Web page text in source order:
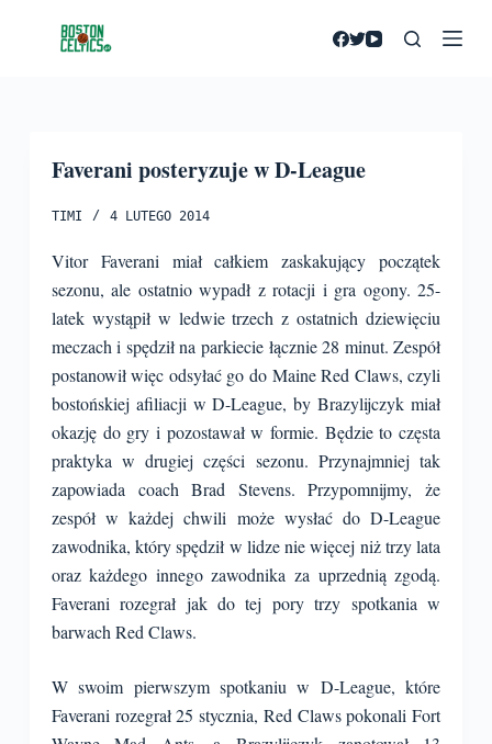
Faverani posteryzuje w D-League
TIMI 4 LUTEGO 2014
Vitor Faverani miał całkiem zaskakujący początek
sezonu, ale ostatnio wypadł z rotacji i gra ogony. 25-
latek wystąpił w ledwie trzech z ostatnich dziewięciu
meczach i spędził na parkiecie łącznie 28 minut. Zespół
postanowił więc odsyłać go do Maine Red Claws, czyli
bostońskiej afiliacji w D-League, by Brazylijczyk miał
okazję do gry i pozostawał w formie. Będzie to częsta
praktyka w drugiej części sezonu. Przynajmniej tak
zapowiada coach Brad Stevens. Przypomnijmy, że
zespół w każdej chwili może wysłać do D-League
zawodnika, który spędził w lidze nie więcej niż trzy lata
oraz każdego innego zawodnika za uprzednią zgodą.
Faverani rozegrał jak do tej pory trzy spotkania w
barwach Red Claws.
W swoim pierwszym spotkaniu w D-League, które
Faverani rozegrał 25 stycznia, Red Claws pokonali Fort